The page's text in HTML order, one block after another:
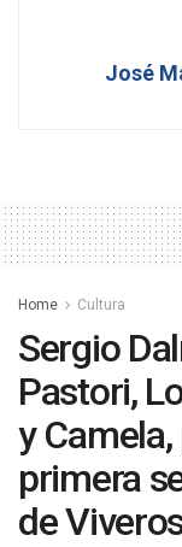
José
Home Cultura
Sergio
Pastori,
y
primera
de